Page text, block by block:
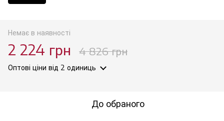
Немає в наявності
2 224 грн 4 826 грн
Оптові ціни від 2 одиниць
До обраного